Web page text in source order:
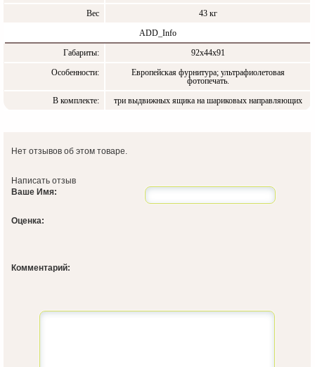
Вес
43 кг
ADD_Info
Габариты:
92х44х91
Особенности:
Европейская фурнитура; ультрафиолетовая
фотопечать.
В комплекте:
три выдвижных ящика на шариковых направляющих
Нет отзывов об этом товаре.
Написать отзыв
Ваше Имя:
Оценка:
Комментарий: